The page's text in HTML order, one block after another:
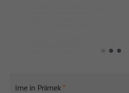
Ime in Priimek